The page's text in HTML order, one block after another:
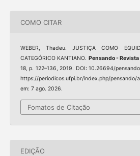
COMO CITAR
WEBER, Thadeu. JUSTIÇA COMO
CATEGÓRICO KANTIANO. Pensando -
18, p. 122–136, 2019. DOI: 10.26694/
https://periodicos.ufpi.br/index.php/
em: 7 ago. 2026.
Fomatos de Citação
EDIÇÃO